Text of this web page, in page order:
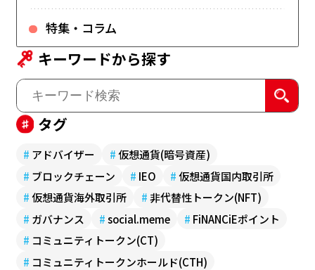
特集・コラム
キーワードから探す
タグ
# アドバイザー #仮想通貨(暗号資産)
# ブロックチェーン # IEO #仮想通貨国内取引所
#仮想通貨海外取引所 #非代替性トークン(NFT)
# ガバナンス #social.meme # FiNANCiEポイント
# コミュニティトークン(CT)
# コミュニティトークンホールド(CTH)